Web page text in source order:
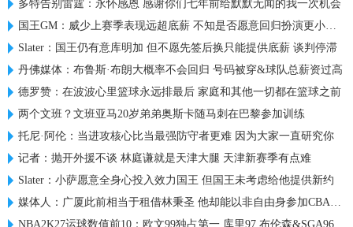
多特告别雷霆：永怀感恩 感谢你们七年前给默默无闻的我一次机会
国王GM：威少上赛季表现远超底薪 不知是否愿意回归扮演更小角色
Slater：国王仍有意库明加 但不愿先签后换只能提供底薪 谈判停滞
丹佛媒体：布鲁斯·布朗大概率不会回归 号码被穿&球队总薪资过高
德罗赞：在波波心里篮球永远排最后 家庭和其他一切都在篮球之前
两个文班？文班亚马20岁弟弟奥斯卡随马刺在巴黎参加训练
托尼·阿伦：当进攻核心比当最强防守者更难 因为大家一直研究你
记者：抛开外援不谈 林庭谦就是天津大腿 天津新赛季有点难
Slater：小萨愿意全身心投入效力国王 但国王未考虑给他提供新约
媒体人：广厦此前相当于租借林秉圣 他却能以非自由身参加CBA选秀
NBA2K27运球数值前10：欧文99独占第一 库里97 布伦森&SGA96